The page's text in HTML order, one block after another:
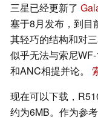
三星已经更新了
塞于8月发布，到目
其轻巧的结构和对
似乎无法与索尼
和ANC相提并论。
现在可以下载，
约为6MB。作为参